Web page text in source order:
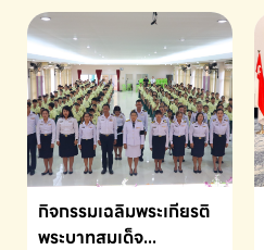
กิจกรรมเฉลิมพระเกียรติ
พระบาทสมเด็จ